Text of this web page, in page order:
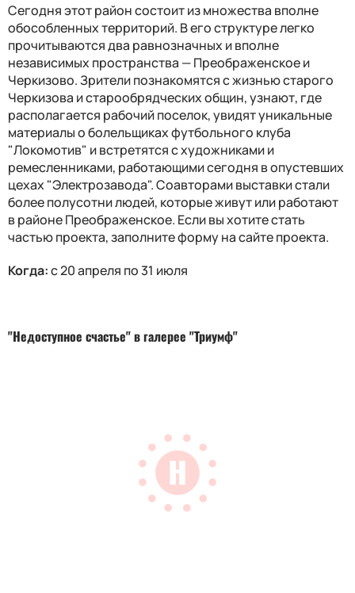
Сегодня этот район состоит из множества вполне
обособленных территорий. В его структуре легко
прочитываются два равнозначных и вполне
независимых пространства — Преображенское и
Черкизово. Зрители познакомятся с жизнью старого
Черкизова и старообрядческих общин, узнают, где
располагается рабочий поселок, увидят уникальные
материалы о болельщиках футбольного клуба
"Локомотив" и встретятся с художниками и
ремесленниками, работающими сегодня в опустевших
цехах "Электрозавода". Соавторами выставки стали
более полусотни людей, которые живут или работают
в районе Преображенское. Если вы хотите стать
частью проекта, заполните форму на сайте проекта.
Когда:с 20 апреля по 31 июля
"Недоступное счастье" в галерее "Триумф"